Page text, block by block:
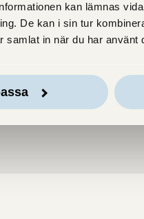
kan lämnas
De kan i sin tur
in när du har använt